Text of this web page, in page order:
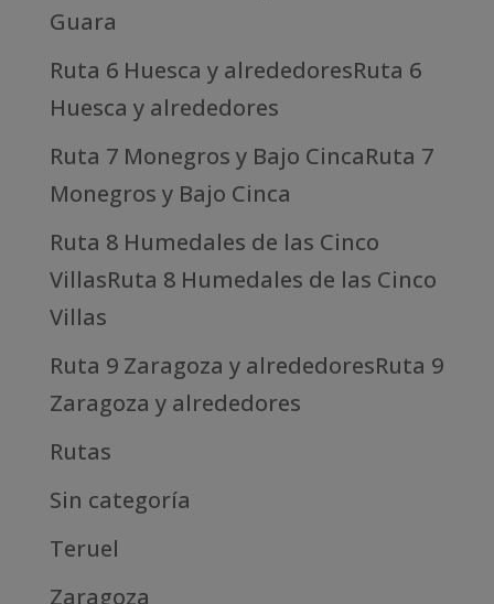
Guara
Ruta 6 Huesca y alrededoresRuta 6
Huesca y alrededores
Ruta 7 Monegros y Bajo CincaRuta 7
Monegros y Bajo Cinca
Ruta 8 Humedales de las Cinco
VillasRuta 8 Humedales de las Cinco
Villas
Ruta 9 Zaragoza y alrededoresRuta 9
Zaragoza y alrededores
Rutas
Sin categoría
Teruel
Zaragoza